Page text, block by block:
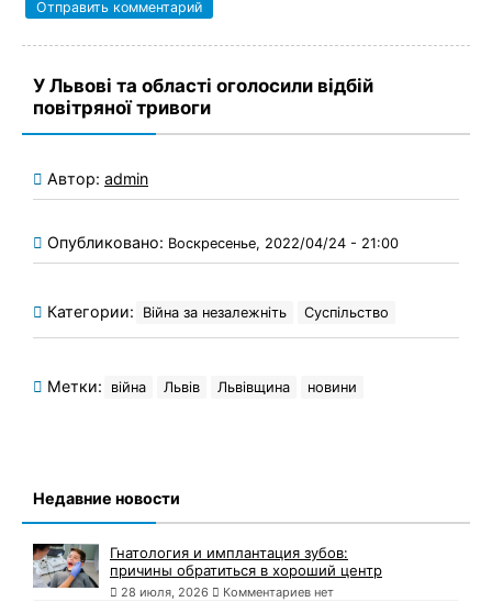
У Львові та області оголосили відбій
повітряної тривоги
Автор: admin
Опубликовано: Воскресенье, 2022/04/24 - 21:00
Категории: Війна за незалежніть Суспільство
Метки: війна Львів Львівщина новини
Недавние новости
Гнатология и имплантация зубов:
причины обратиться в хороший центр
28 июля, 2026 Комментариев нет